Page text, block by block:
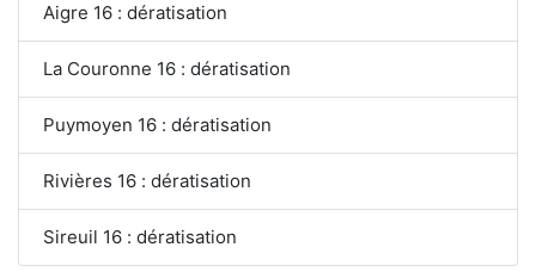
Aigre 16 : dératisation
La Couronne 16 : dératisation
Puymoyen 16 : dératisation
Rivières 16 : dératisation
Sireuil 16 : dératisation